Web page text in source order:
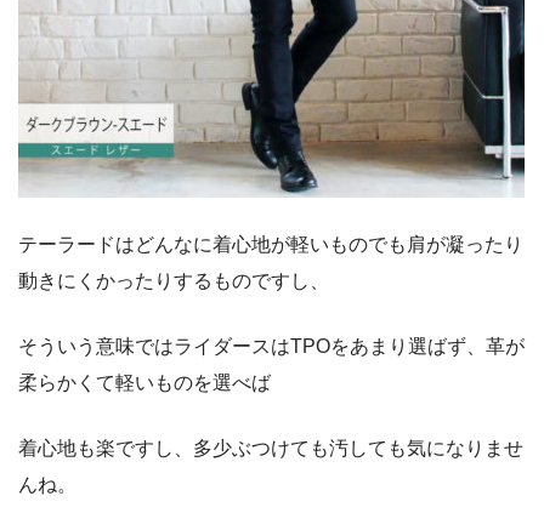
テーラードはどんなに着心地が軽いものでも肩が凝ったり
動きにくかったりするものですし、
そういう意味ではライダースはTPOをあまり選ばず、革が
柔らかくて軽いものを選べば
着心地も楽ですし、多少ぶつけても汚しても気になりませ
んね。